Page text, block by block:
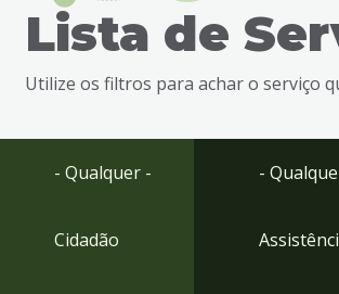
busca
Ir
Lista de
Utilize os filtros para achar o serviço
- Qualquer -
Cidadão
-